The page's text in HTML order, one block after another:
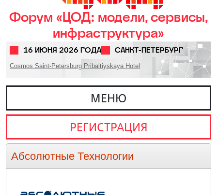
Форум «ЦОД: модели, сервисы,
инфраструктура»
16 ИЮНЯ 2026 ГОДА САНКТ-ПЕТЕРБУРГ
Cosmos Saint-Petersburg Pribaltiyskaya Hotel
МЕНЮ
РЕГИСТРАЦИЯ
Абсолютные Технологии